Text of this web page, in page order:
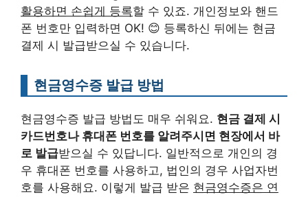
활용하면 손쉽게 등록할 수 있죠. 개인정보와 핸드
폰 번호만 입력하면 OK! 😊 등록하신 뒤에는 현금
결제 시 발급받으실 수 있습니다.
현금영수증 발급 방법
현금영수증 발급 방법도 매우 쉬워요. 현금 결제 시
카드번호나 휴대폰 번호를 알려주시면 현장에서 바
로 발급받으실 수 있답니다. 일반적으로 개인의 경
우 휴대폰 번호를 사용하고, 법인의 경우 사업자번
호를 사용해요. 이렇게 발급 받은 현금영수증은 연